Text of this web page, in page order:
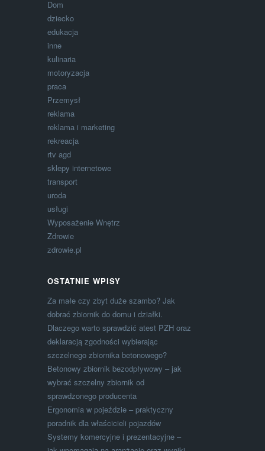
Dom
dziecko
edukacja
inne
kulinaria
motoryzacja
praca
Przemysł
reklama
reklama i marketing
rekreacja
rtv agd
sklepy internetowe
transport
uroda
usługi
Wyposażenie Wnętrz
Zdrowie
zdrowie.pl
OSTATNIE WPISY
Za małe czy zbyt duże szambo? Jak
dobrać zbiornik do domu i działki.
Dlaczego warto sprawdzić atest PZH oraz
deklaracją zgodności wybierając
szczelnego zbiornika betonowego?
Betonowy zbiornik bezodpływowy – jak
wybrać szczelny zbiornik od
sprawdzonego producenta
Ergonomia w pojeździe – praktyczny
poradnik dla właścicieli pojazdów
Systemy komercyjne i prezentacyjne –